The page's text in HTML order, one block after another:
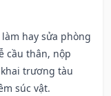
hay sửa phòng
cầu thân, nộp
trương tàu
súc vật.